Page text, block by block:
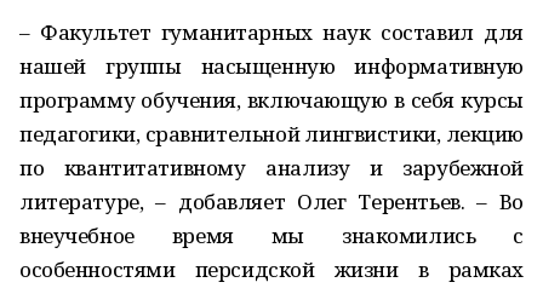
– Факультет гуманитарных наук составил для
нашей группы насыщенную информативную
программу обучения, включающую в себя курсы
педагогики, сравнительной лингвистики, лекцию
по квантитативному анализу и зарубежной
литературе, – добавляет Олег Терентьев. – Во
внеучебное время мы знакомились с
особенностями персидской жизни в рамках